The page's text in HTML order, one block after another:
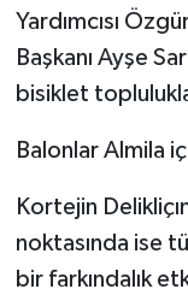
Yardımcısı
Başkanı Ayşe
bisiklet
Balonlar Almila
Kortejin
noktasında ise
bir farkındalık
Otomobil
POLİTİKA
SİYASET
SPOR